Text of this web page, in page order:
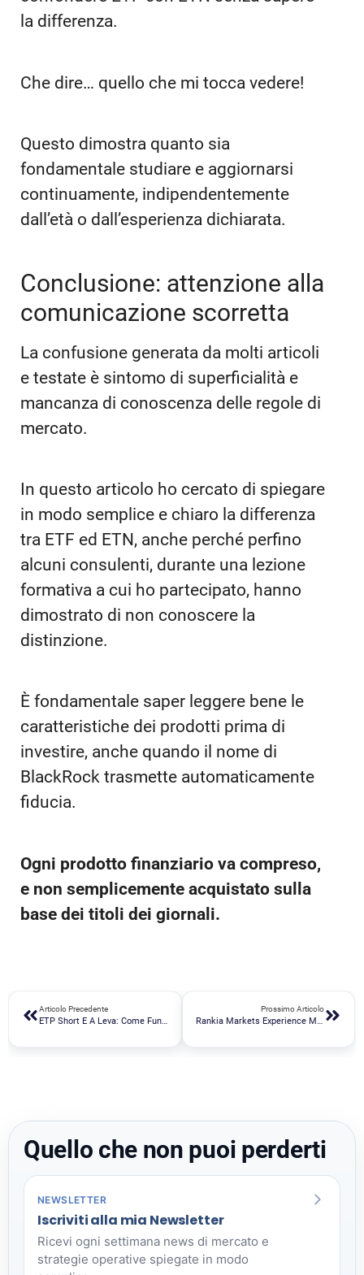
la differenza.
Che dire… quello che mi tocca vedere!
Questo dimostra quanto sia
fondamentale studiare e aggiornarsi
continuamente, indipendentemente
dall’età o dall’esperienza dichiarata.
Conclusione: attenzione alla
comunicazione scorretta
La confusione generata da molti articoli
e testate è sintomo di superficialità e
mancanza di conoscenza delle regole di
mercato.
In questo articolo ho cercato di spiegare
in modo semplice e chiaro la differenza
tra ETF ed ETN, anche perché perfino
alcuni consulenti, durante una lezione
formativa a cui ho partecipato, hanno
dimostrato di non conoscere la
distinzione.
È fondamentale saper leggere bene le
caratteristiche dei prodotti prima di
investire, anche quando il nome di
BlackRock trasmette automaticamente
fiducia.
Ogni prodotto finanziario va compreso,
e non semplicemente acquistato sulla
base dei titoli dei giornali.
Articolo Precedente
ETP Short E A Leva: Come Funzionano? Effetto Compounding, Reset Dello Stop Loss
Prossimo Articolo
Rankia Markets Experience Milano: Ci Sarò Anche Io Come Speaker Nella Sala ETF
Quello che non puoi perderti
NEWSLETTER
Iscriviti alla mia Newsletter
Ricevi ogni settimana news di mercato e
strategie operative spiegate in modo